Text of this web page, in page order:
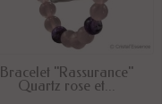
DISPONIBLE
Bracelet "Rassurance"
Quartz rose et...